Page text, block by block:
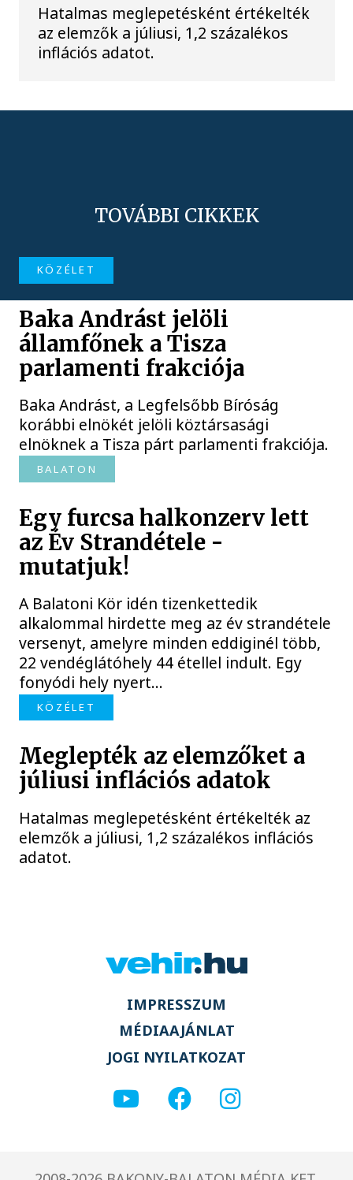
Hatalmas meglepetésként értékelték
az elemzők a júliusi, 1,2 százalékos
inflációs adatot.
TOVÁBBI CIKKEK
KÖZÉLET
Baka Andrást jelöli
államfőnek a Tisza
parlamenti frakciója
Baka Andrást, a Legfelsőbb Bíróság
korábbi elnökét jelöli köztársasági
elnöknek a Tisza párt parlamenti frakciója.
BALATON
Egy furcsa halkonzerv lett
az Év Strandétele -
mutatjuk!
A Balatoni Kör idén tizenkettedik
alkalommal hirdette meg az év strandétele
versenyt, amelyre minden eddiginél több,
22 vendéglátóhely 44 étellel indult. Egy
fonyódi hely nyert...
KÖZÉLET
Meglepték az elemzőket a
júliusi inflációs adatok
Hatalmas meglepetésként értékelték az
elemzők a júliusi, 1,2 százalékos inflációs
adatot.
IMPRESSZUM
MÉDIAAJÁNLAT
JOGI NYILATKOZAT